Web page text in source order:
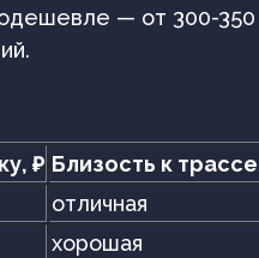
— от 300-
₽ Близость к
отличная
хорошая